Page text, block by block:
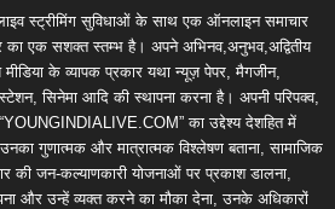
स्ट्रीमिंग सुविधाओं के साथ एक ऑनलाइन समाचार
का एक सशक्त स्तम्भ है। अपने अभिनव,अनुभव,अद्वितीय
के व्यापक प्रकार यथा न्यूज़ पेपर, मैगजीन,
सिनेमा आदि की स्थापना करना है। अपनी परिपक्व,
का उद्देश्य देशहित में
गुणात्मक और मात्रात्मक विश्लेषण बताना, सामाजिक
जन-कल्याणकारी योजनाओं पर प्रकाश डालना,
और उन्हें व्यक्त करने का मौका देना, उनके अधिकारों